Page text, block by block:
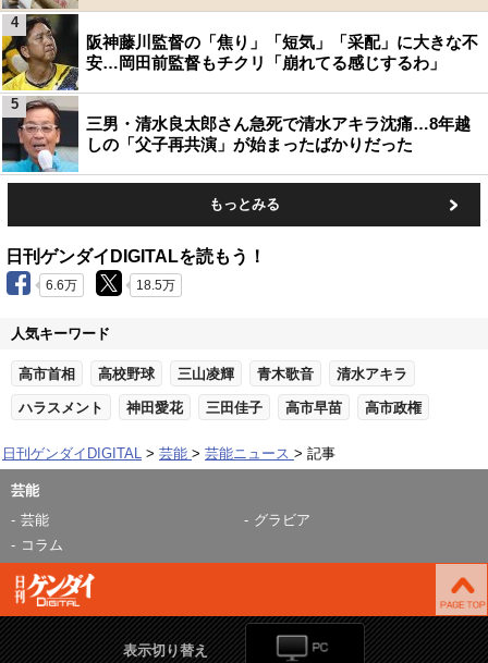
阪神藤川監督の「焦り」「短気」「采配」に大きな不
安…岡田前監督もチクリ「崩れてる感じするわ」
4
三男・清水良太郎さん急死で清水アキラ沈痛…8年越
しの「父子再共演」が始まったばかりだった
5
もっとみる
日刊ゲンダイDIGITALを読もう！
6.6万 18.5万
人気キーワード
高市首相 高校野球 三山凌輝 青木歌音 清水アキラ
ハラスメント 神田愛花 三田佳子 高市早苗 高市政権
日刊ゲンダイDIGITAL 芸能 芸能ニュース 記事
芸能
芸能
グラビア
コラム
表示切り替え